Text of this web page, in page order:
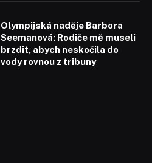
Olympijská naděje Barbora
Seemanová: Rodiče mě museli
brzdit, abych neskočila do
vody rovnou z tribuny